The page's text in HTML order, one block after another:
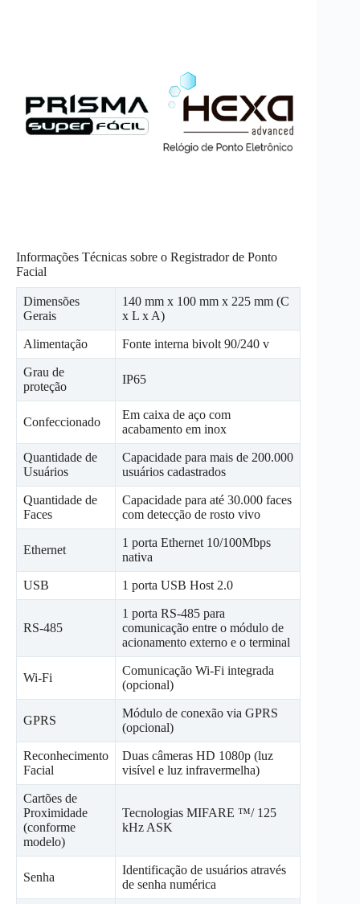
Informações Técnicas sobre o Registrador de Ponto
Facial
Dimensões
Gerais
140 mm x 100 mm x 225 mm (C
x L x A)
Alimentação Fonte interna bivolt 90/240 v
Grau de
proteção
IP65
Confeccionado
Em caixa de aço com
acabamento em inox
Quantidade de
Usuários
Capacidade para mais de 200.000
usuários cadastrados
Quantidade de
Faces
Capacidade para até 30.000 faces
com detecção de rosto vivo
Ethernet
1 porta Ethernet 10/100Mbps
nativa
USB 1 porta USB Host 2.0
RS-485
1 porta RS-485 para
comunicação entre o módulo de
acionamento externo e o terminal
Wi-Fi
Comunicação Wi-Fi integrada
(opcional)
GPRS
Módulo de conexão via GPRS
(opcional)
Reconhecimento
Facial
Duas câmeras HD 1080p (luz
visível e luz infravermelha)
Cartões de
Proximidade
(conforme
modelo)
Tecnologias MIFARE ™/ 125
kHz ASK
Senha
Identificação de usuários através
de senha numérica